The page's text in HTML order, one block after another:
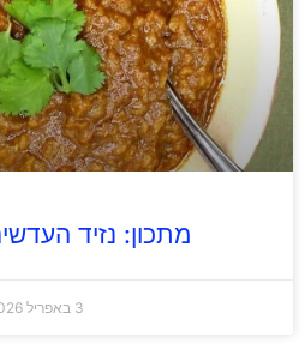
מתכון: נזיד
3 באפריל 2026